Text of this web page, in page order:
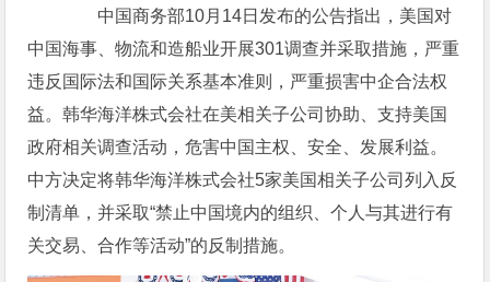
中国商务部10月14日发布的公告指出，美国对
中国海事、物流和造船业开展301调查并采取措施，严重
违反国际法和国际关系基本准则，严重损害中企合法权
益。韩华海洋株式会社在美相关子公司协助、支持美国
政府相关调查活动，危害中国主权、安全、发展利益。
中方决定将韩华海洋株式会社5家美国相关子公司列入反
制清单，并采取“禁止中国境内的组织、个人与其进行有
关交易、合作等活动”的反制措施。